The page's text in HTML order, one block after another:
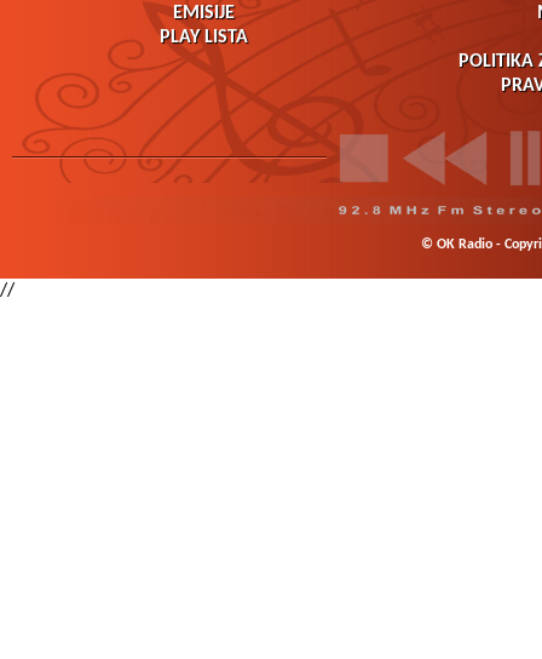
EMISIJE
PLAY LISTA
POLITIKA
© OK Radio -
//